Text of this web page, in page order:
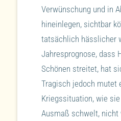
Verwünschung und in
hineinlegen, sichtbar
tatsächlich hässlicher
Jahresprognose, dass
Schönen streitet, hat
Tragisch jedoch mutet
Kriegssituation, wie
Ausmaß schwelt, nicht